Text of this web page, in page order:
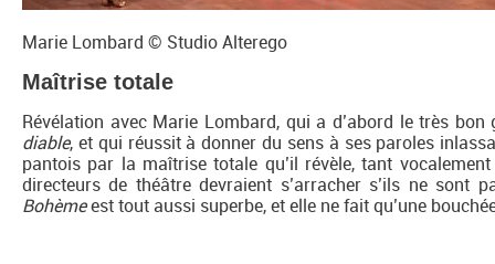
Marie Lombard © Studio Alterego
Maîtrise totale
Révélation avec Marie Lombard, qui a d’abord le très bon
diable, et qui réussit à donner du sens à ses paroles
pantois par la maîtrise totale qu’il révèle, tant
directeurs de théâtre devraient s’arracher s’ils ne
Bohèmeest tout aussi superbe, et elle ne fait qu’une